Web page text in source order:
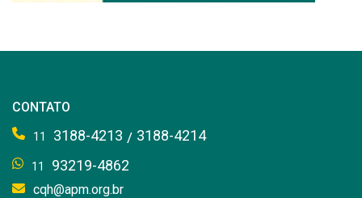
CONTATO
11 3188-4213 / 3188-4214
11 93219-4862
cqh@apm.org.br